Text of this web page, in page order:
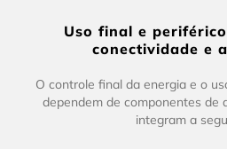
Uso final e
conectividade e
O controle final da energia e o
dependem de componentes de
integram a